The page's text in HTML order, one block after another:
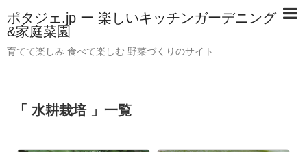
ポタジェ.jp ー 楽しいキッチンガーデニング
&家庭菜園
育てて楽しみ 食べて楽しむ 野菜づくりのサイト
「 水耕栽培 」一覧